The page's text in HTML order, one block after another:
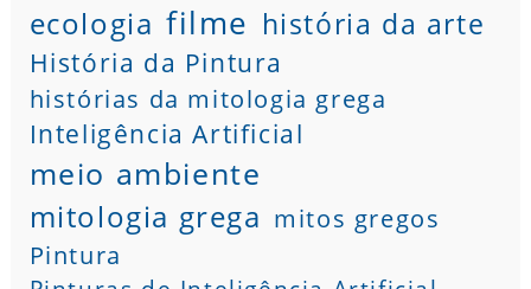
ecologia filme história da arte
História da Pintura
histórias da mitologia grega
Inteligência Artificial
meio ambiente
mitologia grega mitos gregos
Pintura